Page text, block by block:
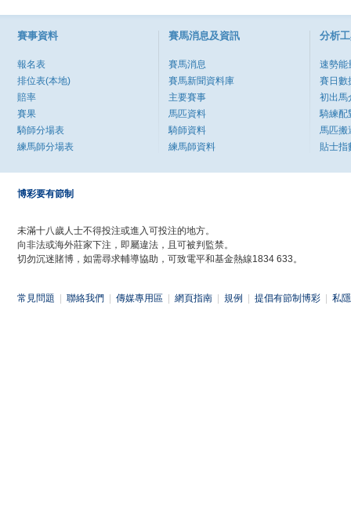
賽事資料
報名表
排位表(本地)
賠率
賽果
騎師分場表
練馬師分場表
賽馬消息及資訊
賽馬消息
賽馬新聞資料庫
主要賽事
馬匹資料
騎師資料
練馬師資料
分析
速勢能
賽日數
初出馬
騎練配
馬匹搬
貼士指
博彩要有節制
未滿十八歲人士不得投注或進入可投注的地方。
向非法或海外莊家下注，即屬違法，且可被判監禁。
切勿沉迷賭博，如需尋求輔導協助，可致電平和基金熱線1834 633。
常見問題 聯絡我們 傳媒專用區 網頁指南 規例 提倡有節制博彩 私